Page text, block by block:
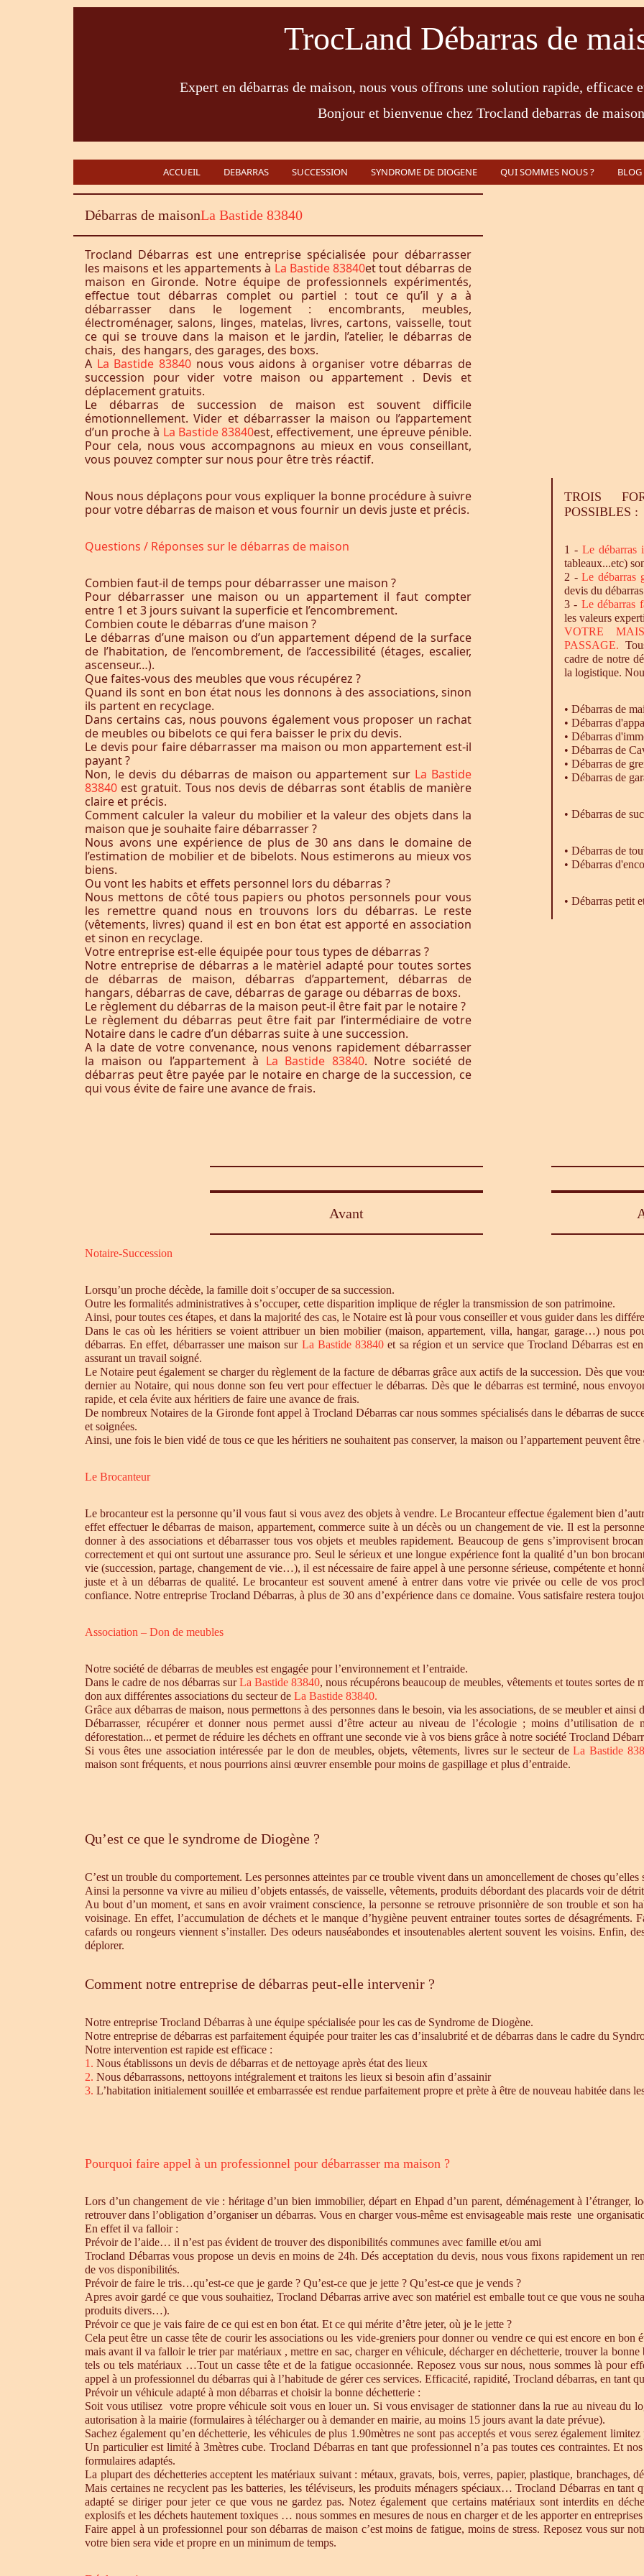
TrocLand Débarras de
Expert en débarras de maison, nous vous offrons une solution rapide, efficace
Bonjour et bienvenue chez Trocland debarras de
ACCUEIL DEBARRAS SUCCESSION SYNDROME DE DIOGENE QUI SOMMES NOUS ? BLOG
Débarras de maisonLa Bastide 83840
Trocland Débarras est une entreprise spécialisée pour débarrasser
les maisons et les appartements à La Bastide 83840et tout débarras de
maison en Gironde. Notre équipe de professionnels expérimentés,
effectue tout débarras complet ou partiel : tout ce qu’il y a à
débarrasser dans le logement : encombrants, meubles,
électroménager, salons, linges, matelas, livres, cartons, vaisselle, tout
ce qui se trouve dans la maison et le jardin, l’atelier, le débarras de
chais, des hangars, des garages, des boxs.
A La Bastide 83840 nous vous aidons à organiser votre débarras de
succession pour vider votre maison ou appartement . Devis et
déplacement gratuits.
Le débarras de succession de maison est souvent difficile
émotionnellement. Vider et débarrasser la maison ou l’appartement
d’un proche à La Bastide 83840est, effectivement, une épreuve pénible.
Pour cela, nous vous accompagnons au mieux en vous conseillant,
vous pouvez compter sur nous pour être très réactif.
Nous nous déplaçons pour vous expliquer la bonne procédure à suivre
pour votre débarras de maison et vous fournir un devis juste et précis.
Questions / Réponses sur le débarras de maison
Combien faut-il de temps pour débarrasser une maison ?
Pour débarrasser une maison ou un appartement il faut compter
entre 1 et 3 jours suivant la superficie et l’encombrement.
Combien coute le débarras d’une maison ?
Le débarras d’une maison ou d’un appartement dépend de la surface
de l’habitation, de l’encombrement, de l’accessibilité (étages, escalier,
ascenseur…).
Que faites-vous des meubles que vous récupérez ?
Quand ils sont en bon état nous les donnons à des associations, sinon
ils partent en recyclage.
Dans certains cas, nous pouvons également vous proposer un rachat
de meubles ou bibelots ce qui fera baisser le prix du devis.
Le devis pour faire débarrasser ma maison ou mon appartement est-il
payant ?
Non, le devis du débarras de maison ou appartement sur La Bastide
83840 est gratuit. Tous nos devis de débarras sont établis de manière
claire et précis.
Comment calculer la valeur du mobilier et la valeur des objets dans la
maison que je souhaite faire débarrasser ?
Nous avons une expérience de plus de 30 ans dans le domaine de
l’estimation de mobilier et de bibelots. Nous estimerons au mieux vos
biens.
Ou vont les habits et effets personnel lors du débarras ?
Nous mettons de côté tous papiers ou photos personnels pour vous
les remettre quand nous en trouvons lors du débarras. Le reste
(vêtements, livres) quand il est en bon état est apporté en association
et sinon en recyclage.
Votre entreprise est-elle équipée pour tous types de débarras ?
Notre entreprise de débarras a le matèriel adapté pour toutes sortes
de débarras de maison, débarras d’appartement, débarras de
hangars, débarras de cave, débarras de garage ou débarras de boxs.
Le règlement du débarras de la maison peut-il être fait par le notaire ?
Le règlement du débarras peut être fait par l’intermédiaire de votre
Notaire dans le cadre d’un débarras suite à une succession.
A la date de votre convenance, nous venons rapidement débarrasser
la maison ou l’appartement à La Bastide 83840. Notre société de
débarras peut être payée par le notaire en charge de la succession, ce
qui vous évite de faire une avance de frais.
TROIS
POSSIBLES :
1 -Ledébarras
tableaux...etc)
2 -Ledébarras
devis du
3 - Ledébarras
les valeurs
VOTRE
PASSAGE.
cadre de notre
la logistique.
• Débarras de
• Débarras
• Débarras
• Débarras de
• Débarras de
• Débarras de
• Débarras de
• Débarras de
• Débarras
• Débarras petit
Avant
Notaire-Succession
Lorsqu’un proche décède, la famille doit s’occuper de sa succession.
Outre les formalités administratives à s’occuper, cette disparition implique de régler la transmission de son patrimoine.
Ainsi, pour toutes ces étapes, et dans la majorité des cas, le Notaire est là pour vous conseiller et vous guider dans les
Dans le cas où les héritiers se voient attribuer un bien mobilier (maison, appartement, villa, hangar, garage…) nous
débarras. En effet, débarrasser une maison sur La Bastide 83840 et sa région et un service que Trocland Débarras est
assurant un travail soigné.
Le Notaire peut également se charger du règlement de la facture de débarras grâce aux actifs de la succession. Dès que
dernier au Notaire, qui nous donne son feu vert pour effectuer le débarras. Dès que le débarras est terminé, nous
rapide, et cela évite aux héritiers de faire une avance de frais.
De nombreux Notaires de la Gironde font appel à Trocland Débarras car nous sommes spécialisés dans le débarras de
et soignées.
Ainsi, une fois le bien vidé de tous ce que les héritiers ne souhaitent pas conserver, la maison ou l’appartement peuvent
Le Brocanteur
Le brocanteur est la personne qu’il vous faut si vous avez des objets à vendre. Le Brocanteur effectue également bien
effet effectuer le débarras de maison, appartement, commerce suite à un décès ou un changement de vie. Il est la
donner à des associations et débarrasser tous vos objets et meubles rapidement. Beaucoup de gens s’improvisent
correctement et qui ont surtout une assurance pro. Seul le sérieux et une longue expérience font la qualité d’un bon
vie (succession, partage, changement de vie…), il est nécessaire de faire appel à une personne sérieuse, compétente et
juste et à un débarras de qualité. Le brocanteur est souvent amené à entrer dans votre vie privée ou celle de vos
confiance. Notre entreprise Trocland Débarras, à plus de 30 ans d’expérience dans ce domaine. Vous satisfaire restera
Association – Don de meubles
Notre société de débarras de meubles est engagée pour l’environnement et l’entraide.
Dans le cadre de nos débarras surLa Bastide 83840, nous récupérons beaucoup de meubles, vêtements et toutes sortes
don aux différentes associations du secteur de La Bastide 83840.
Grâce aux débarras de maison, nous permettons à des personnes dans le besoin, via les associations, de se meubler et
Débarrasser, récupérer et donner nous permet aussi d’être acteur au niveau de l’écologie ; moins d’utilisation
déforestation... et permet de réduire les déchets en offrant une seconde vie à vos biens grâce à notre société Trocland
Si vous êtes une association intéressée par le don de meubles, objets, vêtements, livres sur le secteur deLa Bastide
maison sont fréquents, et nous pourrions ainsi œuvrer ensemble pour moins de gaspillage et plus d’entraide.
Qu’est ce que le syndrome de Diogène ?
C’est un trouble du comportement. Les personnes atteintes par ce trouble vivent dans un amoncellement de choses
Ainsi la personne va vivre au milieu d’objets entassés, de vaisselle, vêtements, produits débordant des placards voir de
Au bout d’un moment, et sans en avoir vraiment conscience, la personne se retrouve prisonnière de son trouble et son
voisinage. En effet, l’accumulation de déchets et le manque d’hygiène peuvent entrainer toutes sortes de désagréments.
cafards ou rongeurs viennent s’installer. Des odeurs nauséabondes et insoutenables alertent souvent les voisins. Enfin,
déplorer.
Comment notre entreprise de débarras peut-elle intervenir ?
Notre entreprise Trocland Débarras à une équipe spécialisée pour les cas de Syndrome de Diogène.
Notre entreprise de débarras est parfaitement équipée pour traiter les cas d’insalubrité et de débarras dans le cadre du
Notre intervention est rapide est efficace :
1. Nous établissons un devis de débarras et de nettoyage après état des lieux
2. Nous débarrassons, nettoyons intégralement et traitons les lieux si besoin afin d’assainir
3. L’habitation initialement souillée et embarrassée est rendue parfaitement propre et prète à être de nouveau habitée dans
Pourquoi faire appel à un professionnel pour débarrasser ma maison ?
Lors d’un changement de vie : héritage d’un bien immobilier, départ en Ehpad d’un parent, déménagement à
retrouver dans l’obligation d’organiser un débarras. Vous en charger vous-même est envisageable mais reste une
En effet il va falloir :
Prévoir de l’aide… il n’est pas évident de trouver des disponibilités communes avec famille et/ou ami
Trocland Débarras vous propose un devis en moins de 24h. Dés acceptation du devis, nous vous fixons rapidement un
de vos disponibilités.
Prévoir de faire le tris…qu’est-ce que je garde ? Qu’est-ce que je jette ? Qu’est-ce que je vends ?
Apres avoir gardé ce que vous souhaitiez, Trocland Débarras arrive avec son matériel est emballe tout ce que vous ne
produits divers…).
Prévoir ce que je vais faire de ce qui est en bon état. Et ce qui mérite d’être jeter, où je le jette ?
Cela peut être un casse tête de courir les associations ou les vide-greniers pour donner ou vendre ce qui est encore en bon
mais avant il va falloir le trier par matériaux , mettre en sac, charger en véhicule, décharger en déchetterie, trouver la
tels ou tels matériaux …Tout un casse tête et de la fatigue occasionnée. Reposez vous sur nous, nous sommes là pour
appel à un professionnel du débarras qui à l’habitude de gérer ces services. Efficacité, rapidité, Trocland débarras, en tant
Prévoir un véhicule adapté à mon débarras et choisir la bonne déchetterie :
Soit vous utilisez votre propre véhicule soit vous en louer un. Si vous envisager de stationner dans la rue au niveau du
autorisation à la mairie (formulaires à télécharger ou à demander en mairie, au moins 15 jours avant la date prévue).
Sachez également qu’en déchetterie, les véhicules de plus 1.90mètres ne sont pas acceptés et vous serez également
Un particulier est limité à 3mètres cube. Trocland Débarras en tant que professionnel n’a pas toutes ces contraintes. Et
formulaires adaptés.
La plupart des déchetteries acceptent les matériaux suivant : métaux, gravats, bois, verres, papier, plastique, branchages,
Mais certaines ne recyclent pas les batteries, les téléviseurs, les produits ménagers spéciaux… Trocland Débarras en tant
adapté se diriger pour jeter ce que vous ne gardez pas. Notez également que certains matériaux sont interdits en
explosifs et les déchets hautement toxiques … nous sommes en mesures de nous en charger et de les apporter en
Faire appel à un professionnel pour son débarras de maison c’est moins de fatigue, moins de stress. Reposez vous sur
votre bien sera vide et propre en un minimum de temps.